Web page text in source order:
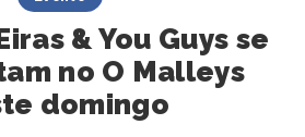
& You Guys se
no O Malleys
domingo